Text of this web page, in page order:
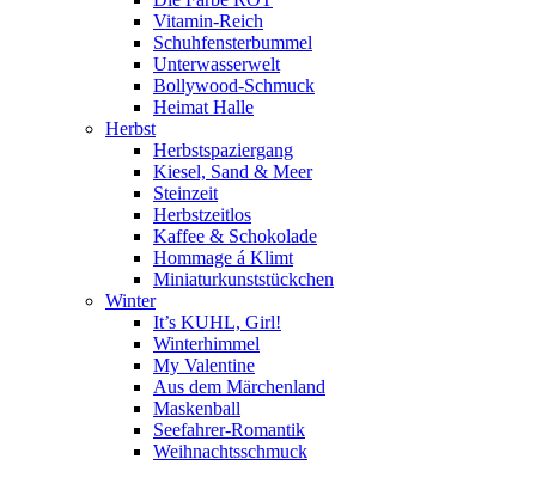
Vitamin-Reich
Schuhfensterbummel
Unterwasserwelt
Bollywood-Schmuck
Heimat Halle
Herbst
Herbstspaziergang
Kiesel, Sand & Meer
Steinzeit
Herbstzeitlos
Kaffee & Schokolade
Hommage á Klimt
Miniaturkunststückchen
Winter
It’s KUHL, Girl!
Winterhimmel
My Valentine
Aus dem Märchenland
Maskenball
Seefahrer-Romantik
Weihnachtsschmuck